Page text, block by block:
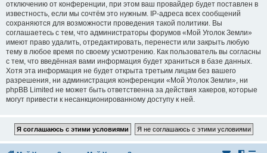
отключению от конференции, при этом ваш провайдер будет поставлен в
известность, если мы сочтём это нужным. IP-адреса всех сообщений
сохраняются для возможности проведения такой политики. Вы
соглашаетесь с тем, что администраторы форумов «Мой Уголок Земли»
имеют право удалить, отредактировать, перенести или закрыть любую
тему в любое время по своему усмотрению. Как пользователь вы согласны
с тем, что введённая вами информация будет храниться в базе данных.
Хотя эта информация не будет открыта третьим лицам без вашего
разрешения, ни администрация конференции «Мой Уголок Земли», ни
phpBB Limited не может быть ответственна за действия хакеров, которые
могут привести к несанкционированному доступу к ней.